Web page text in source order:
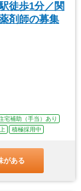
徒歩1分／関
剤師の募集
宅補助（手当）あり
積極採用中
がある